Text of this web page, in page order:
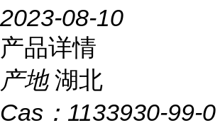
2023-08-10
产品详情
产地 湖北
Cas： 1133930-99-0